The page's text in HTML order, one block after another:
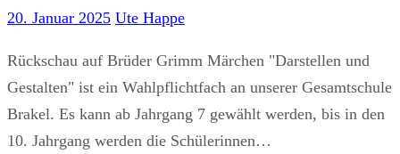
20. Januar 2025 Ute Happe
Rückschau auf Brüder Grimm Märchen "Darstellen und
Gestalten" ist ein Wahlpflichtfach an unserer Gesamtschule
Brakel. Es kann ab Jahrgang 7 gewählt werden, bis in den
10. Jahrgang werden die Schülerinnen…